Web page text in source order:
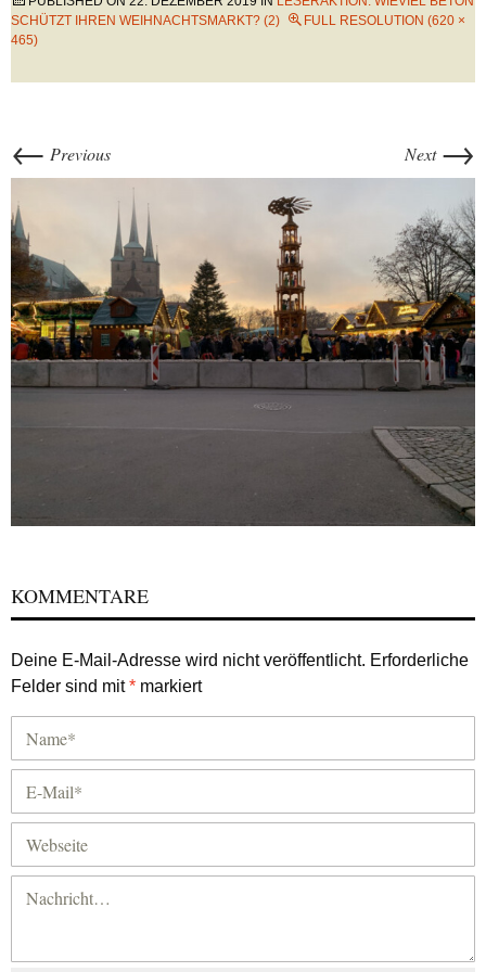
SCHÜTZT IHREN WEIHNACHTSMARKT? (2)
FULL RESOLUTION (620 ×
465)
← Previous Next →
KOMMENTARE
Deine E-Mail-Adresse wird nicht veröffentlicht. Erforderliche
Felder sind mit* markiert